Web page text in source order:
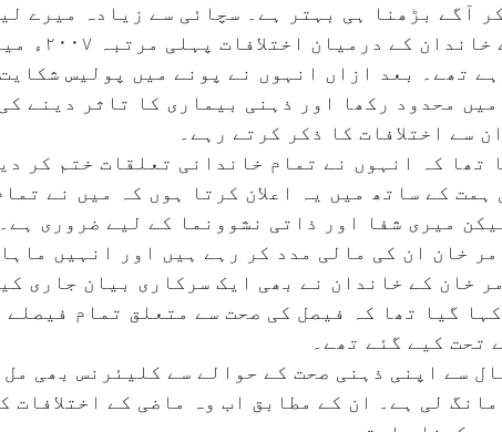
آگے بڑھنا ہی بہتر ہے۔ سچائی سے زیادہ میرے
خاندان کے ساتھ امن اہم
تھے۔ بعد ازاں انہوں نے پونے میں پولیس
محدود رکھا اور ذہنی بیماری کا تاثر دینے کی
سے اختلافات کا ذکر کرتے رہے۔
کیا تھا کہ انہوں نے تمام خاندانی تعلقات ختم کر
کے ساتھ میں یہ اعلان کرتا ہوں کہ میں نے
میری شفا اور ذاتی نشوونما کے لیے ضروری
خان ان کی مالی مدد کر رہے ہیں اور انہیں
خان کے خاندان نے بھی ایک سرکاری بیان جاری
گیا تھا کہ فیصل کی صحت سے متعلق تمام فیصلے
تحت کیے گئے تھے۔
سے اپنی ذہنی صحت کے حوالے سے کلیئرنس بھی مل
لی ہے۔ ان کے مطابق اب وہ ماضی کے اختلافات